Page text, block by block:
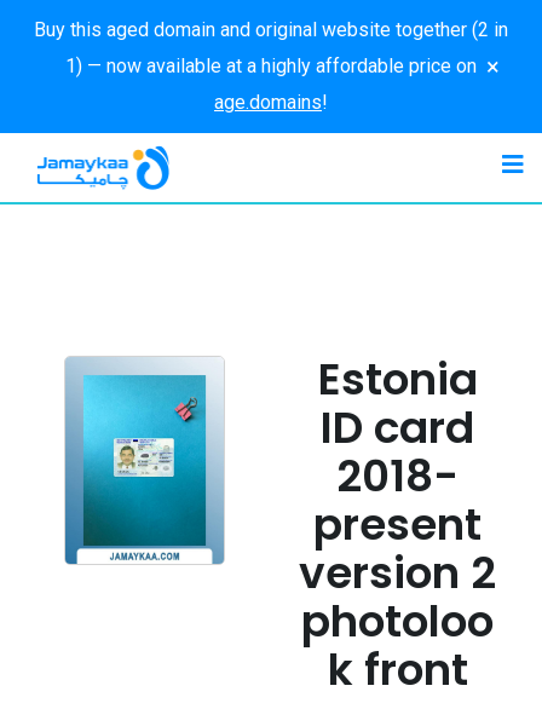
Buy this aged domain and original website together (2 in
1) — now available at a highly affordable price on
age.domains!
×
Estonia
ID card
2018-
present
version 2
photoloo
k front